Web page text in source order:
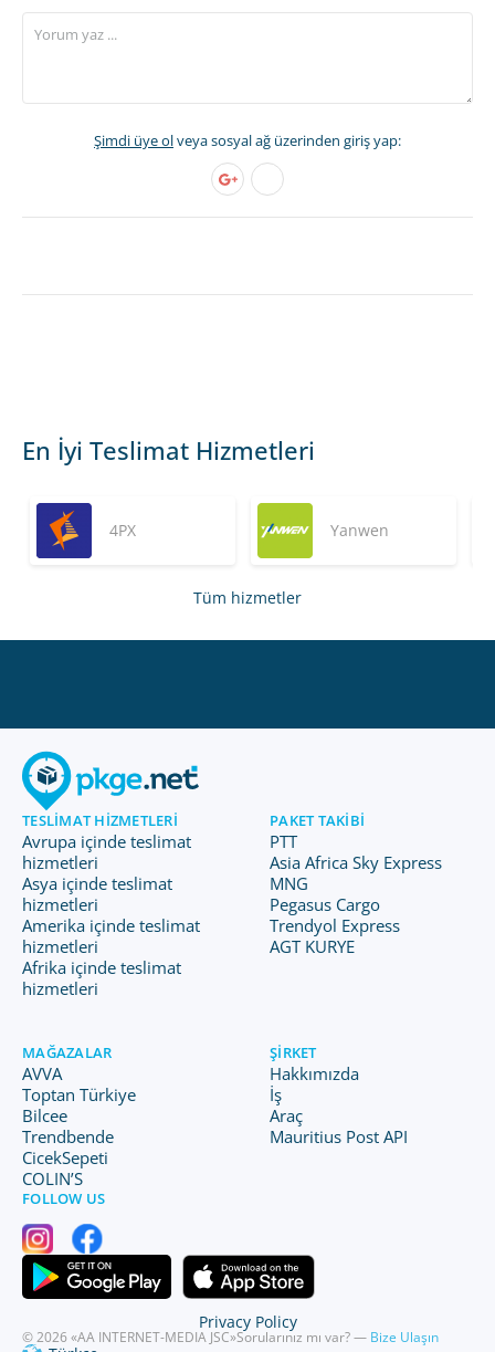
Şimdi üye olveya sosyal ağ üzerinden giriş yap:
En İyi Teslimat Hizmetleri
4PX Yanwen
Tüm hizmetler
TESLIMAT HIZMETLERI
Avrupa içinde teslimat
hizmetleri
Asya içinde teslimat
hizmetleri
Amerika içinde teslimat
hizmetleri
Afrika içinde teslimat
hizmetleri
PAKET TAKIBI
PTT
Asia Africa Sky Express
MNG
Pegasus Cargo
Trendyol Express
AGT KURYE
MAĞAZALAR
AVVA
Toptan Türkiye
Bilcee
Trendbende
CicekSepeti
COLIN’S
ŞIRKET
Hakkımızda
İş
Araç
Mauritius Post API
FOLLOW US
© 2026 «AA INTERNET-MEDIA JSC»Sorularınız mı var? — Bize Ulaşın
Privacy Policy